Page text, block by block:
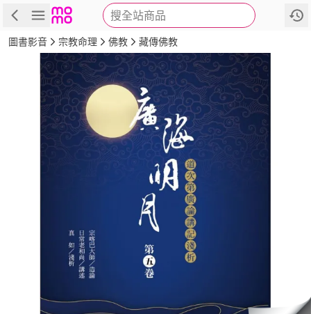
搜全站商品
商品 評價 簡介 推薦
圖書影音 宗教命理 佛教 藏傳佛教